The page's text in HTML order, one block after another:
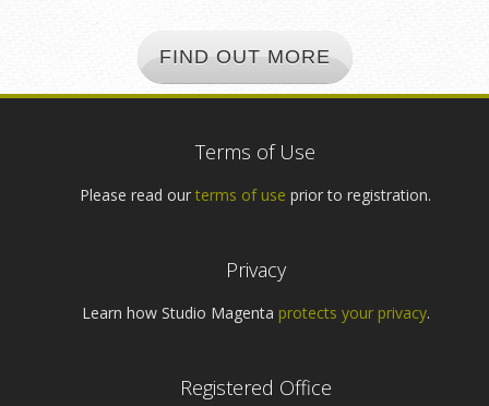
FIND OUT MORE
Terms of Use
Please read our terms of use prior to registration.
Privacy
Learn how Studio Magenta protects your privacy.
Registered Office